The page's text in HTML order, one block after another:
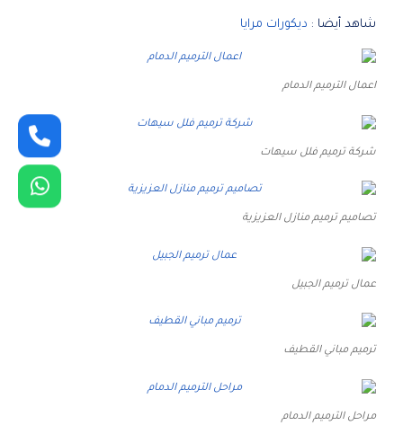
شاهد أيضا : ديكورات مرايا
اعمال الترميم الدمام
شركة ترميم فلل سيهات
تصاميم ترميم منازل العزيزية
عمال ترميم الجبيل
ترميم مباني القطيف
مراحل الترميم الدمام